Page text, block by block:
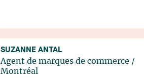
SUZANNE ANTAL
Agent de marques de commerce /
Montréal